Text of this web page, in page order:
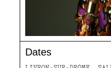
Dates